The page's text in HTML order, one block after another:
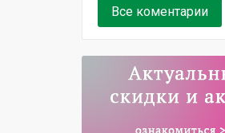
Все коментарии